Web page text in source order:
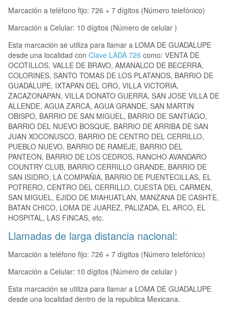
Marcación a teléfono fijo: 726 + 7 dígitos (Número telefónico)
Marcación a Celular: 10 dígitos (Número de celular )
Esta marcación se utiliza para llamar a LOMA DE GUADALUPE
desde una localidad con Clave LADA 726 como: VENTA DE
OCOTILLOS, VALLE DE BRAVO, AMANALCO DE BECERRA,
COLORINES, SANTO TOMAS DE LOS PLATANOS, BARRIO DE
GUADALUPE, IXTAPAN DEL ORO, VILLA VICTORIA,
ZACAZONAPAN, VILLA DONATO GUERRA, SAN JOSE VILLA DE
ALLENDE, AGUA ZARCA, AGUA GRANDE, SAN MARTIN
OBISPO, BARRIO DE SAN MIGUEL, BARRIO DE SANTIAGO,
BARRIO DEL NUEVO BOSQUE, BARRIO DE ARRIBA DE SAN
JUAN XOCONUSCO, BARRIO DE CENTRO DEL CERRILLO,
PUEBLO NUEVO, BARRIO DE RAMEJE, BARRIO DEL
PANTEON, BARRIO DE LOS CEDROS, RANCHO AVANDARO
COUNTRY CLUB, BARRIO CERRILLO GRANDE, BARRIO DE
SAN ISIDRO, LA COMPAÑIA, BARRIO DE PUENTECILLAS, EL
POTRERO, CENTRO DEL CERRILLO, CUESTA DEL CARMEN,
SAN MIGUEL, EJIDO DE MIAHUATLAN, MANZANA DE CASHTE,
BATAN CHICO, LOMA DE JUAREZ, PALIZADA, EL ARCO, EL
HOSPITAL, LAS FINCAS, etc.
Llamadas de larga distancia nacional:
Marcación a teléfono fijo: 726 + 7 dígitos (Número telefónico)
Marcación a Celular: 10 dígitos (Número de celular )
Esta marcación se utiliza para llamar a LOMA DE GUADALUPE
desde una localidad dentro de la republica Mexicana.